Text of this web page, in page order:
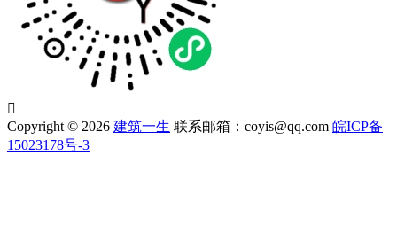

Copyright © 2026 建筑一生 联系邮箱：coyis@qq.com 皖ICP备
15023178号-3